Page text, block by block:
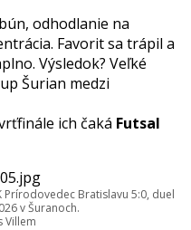
odhodlanie na
Favorit sa trápil a
Výsledok? Veľké
Šurian medzi
ich čaká Futsal
Prírodovedec Bratislavu 5:0, duel
v Šuranoch.
Villem